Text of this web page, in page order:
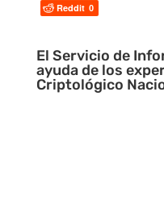
Reddit 0
El Servicio de
ayuda de los
Criptológico